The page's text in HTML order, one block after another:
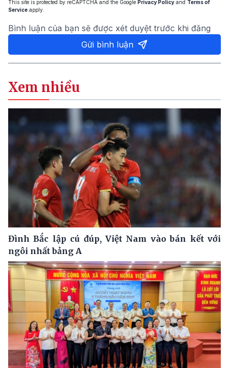
This site is protected by reCAPTCHA and the Google Privacy Policy and Terms of
Service apply.
Bình luận của bạn sẽ được xét duyệt trước khi đăng
Gửi bình luận
Xem nhiều
Đình Bắc lập cú đúp, Việt Nam vào bán kết với
ngôi nhất bảng A